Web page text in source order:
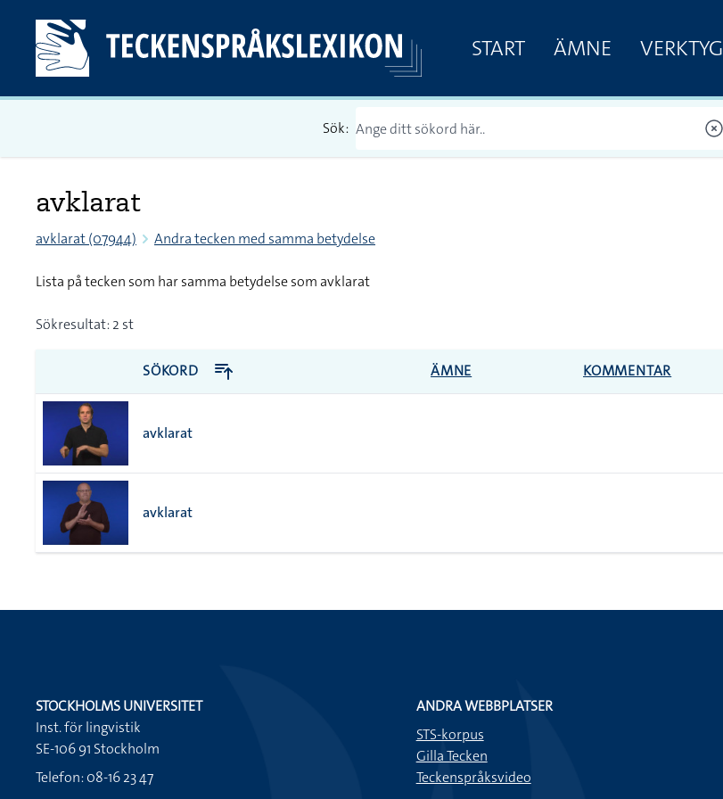
START ÄMNE VERKTYG
Sök:
avklarat
avklarat (07944) Andra tecken med samma betydelse
Lista på tecken som har samma betydelse som avklarat
Sökresultat: 2 st
SÖKORD ÄMNE KOMMENTAR
avklarat
avklarat
STOCKHOLMS UNIVERSITET
Inst. för lingvistik
SE-106 91 Stockholm
Telefon: 08-16 23 47
ANDRA WEBBPLATSER
STS-korpus
Gilla Tecken
Teckenspråksvideo